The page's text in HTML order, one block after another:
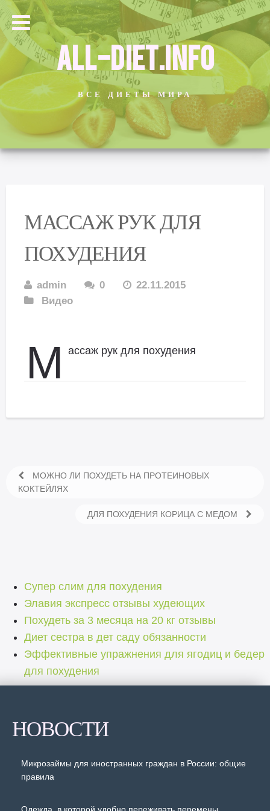
ALL-DIET.INFO
ВСЕ ДИЕТЫ МИРА
МАССАЖ РУК ДЛЯ
ПОХУДЕНИЯ
admin 0
22.11.2015
Видео
М ассаж рук для похудения
МОЖНО ЛИ ПОХУДЕТЬ НА ПРОТЕИНОВЫХ
КОКТЕЙЛЯХ
ДЛЯ ПОХУДЕНИЯ КОРИЦА С МЕДОМ
Супер слим для похудения
Элавия экспресс отзывы худеющих
Похудеть за 3 месяца на 20 кг отзывы
Диет сестра в дет саду обязанности
Эффективные упражнения для ягодиц и бедер
для похудения
НОВОСТИ
Микрозаймы для иностранных граждан в России: общие
правила